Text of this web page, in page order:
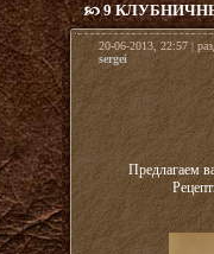
9
20-06-2013, 22:57 |
sergei
Предлагаем